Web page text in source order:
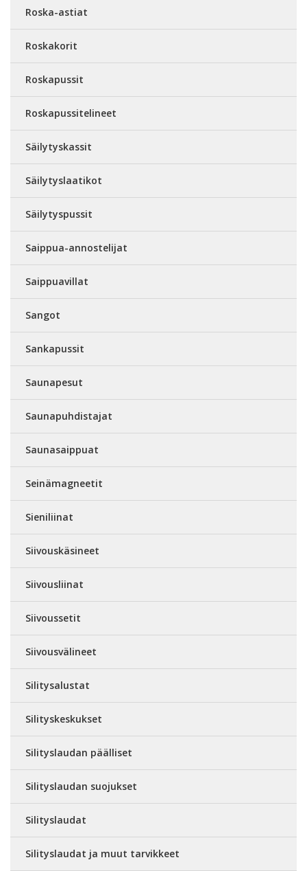
Roska-astiat
Roskakorit
Roskapussit
Roskapussitelineet
Säilytyskassit
Säilytyslaatikot
Säilytyspussit
Saippua-annostelijat
Saippuavillat
Sangot
Sankapussit
Saunapesut
Saunapuhdistajat
Saunasaippuat
Seinämagneetit
Sieniliinat
Siivouskäsineet
Siivousliinat
Siivoussetit
Siivousvälineet
Silitysalustat
Silityskeskukset
Silityslaudan päälliset
Silityslaudan suojukset
Silityslaudat
Silityslaudat ja muut tarvikkeet